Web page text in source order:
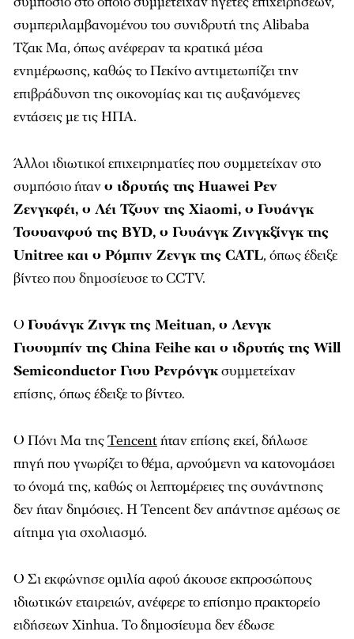
συμπεριλαμβανομένου του συνιδρυτή της Alibaba
Τζακ Μα, όπως ανέφεραν τα κρατικά μέσα
ενημέρωσης, καθώς το Πεκίνο αντιμετωπίζει την
επιβράδυνση της οικονομίας και τις αυξανόμενες
εντάσεις με τις ΗΠΑ.
Άλλοι ιδιωτικοί επιχειρηματίες που συμμετείχαν στο
συμπόσιο ήτανο ιδρυτής της Huawei Ρεν
Ζενγκφέι, ο Λέι Τζουν της Xiaomi, ο Γουάνγκ
Τσουανφού της BYD, ο Γουάνγκ Ζινγκξίνγκ της
Unitree και ο Ρόμπιν Ζενγκ της CATL, όπως έδειξε
βίντεο που δημοσίευσε το CCTV.
Ο Γουάνγκ Ζινγκ της Meituan, ο Λενγκ
Γιοουμπίν της China Feihe και ο ιδρυτής της Will
Semiconductor Γιου Ρενρόνγκσυμμετείχαν
επίσης, όπως έδειξε το βίντεο.
Ο Πόνι Μα τηςTencentήταν επίσης εκεί, δήλωσε
πηγή που γνωρίζει το θέμα, αρνούμενη να κατονομάσει
το όνομά της, καθώς οι λεπτομέρειες της συνάντησης
δεν ήταν δημόσιες. Η Tencent δεν απάντησε αμέσως σε
αίτημα για σχολιασμό.
Ο Σι εκφώνησε ομιλία αφού άκουσε εκπροσώπους
ιδιωτικών εταιρειών, ανέφερε το επίσημο πρακτορείο
ειδήσεων Xinhua. Το δημοσίευμα δεν έδωσε